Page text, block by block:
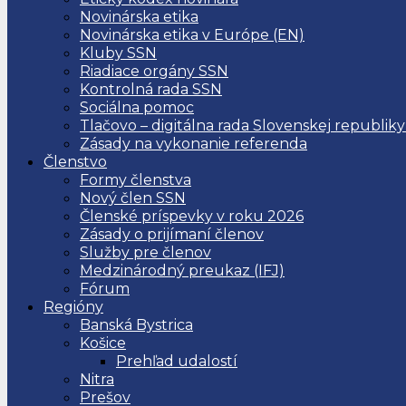
Novinárska etika
Novinárska etika v Európe (EN)
Kluby SSN
Riadiace orgány SSN
Kontrolná rada SSN
Sociálna pomoc
Tlačovo – digitálna rada Slovenskej republiky
Zásady na vykonanie referenda
Členstvo
Formy členstva
Nový člen SSN
Členské príspevky v roku 2026
Zásady o prijímaní členov
Služby pre členov
Medzinárodný preukaz (IFJ)
Fórum
Regióny
Banská Bystrica
Košice
Prehľad udalostí
Nitra
Prešov